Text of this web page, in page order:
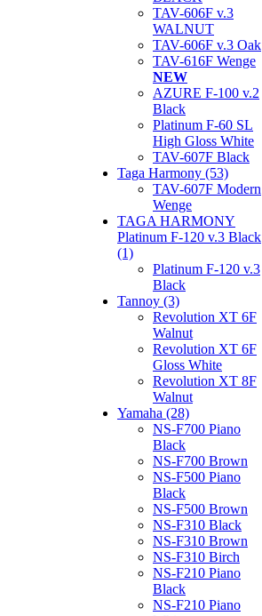
TAV-606F v.3
WALNUT
TAV-606F v.3 Oak
TAV-616F Wenge
NEW
AZURE F-100 v.2
Black
Platinum F-60 SL
High Gloss White
TAV-607F Black
Taga Harmony (53)
TAV-607F Modern
Wenge
TAGA HARMONY
Platinum F-120 v.3 Black
(1)
Platinum F-120 v.3
Black
Tannoy (3)
Revolution XT 6F
Walnut
Revolution XT 6F
Gloss White
Revolution XT 8F
Walnut
Yamaha (28)
NS-F700 Piano
Black
NS-F700 Brown
NS-F500 Piano
Black
NS-F500 Brown
NS-F310 Black
NS-F310 Brown
NS-F310 Birch
NS-F210 Piano
Black
NS-F210 Piano